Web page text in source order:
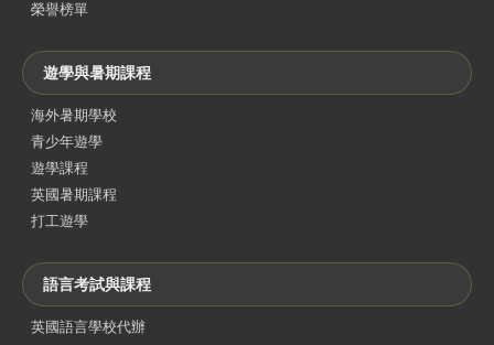
榮譽榜單
遊學與暑期課程
海外暑期學校
青少年遊學
遊學課程
英國暑期課程
打工遊學
語言考試與課程
英國語言學校代辦